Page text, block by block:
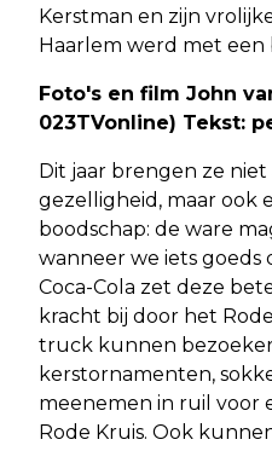
Kerstman en zijn
Haarlem werd met een
Foto's en film John
023TVonline) Tekst:
Dit jaar brengen ze
gezelligheid, maar ook
boodschap: de ware
wanneer we iets goeds
Coca-Cola zet deze
kracht bij door het
truck kunnen
kerstornamenten,
meenemen in ruil voor
Rode Kruis. Ook